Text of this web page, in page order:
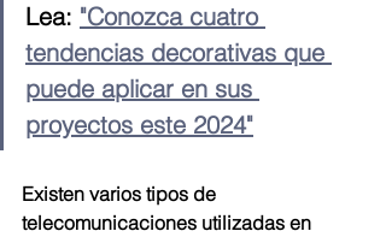
Lea: "Conozca cuatro
tendencias decorativas que
puede aplicar en sus
proyectos este 2024"
Existen varios tipos de
telecomunicaciones utilizadas en